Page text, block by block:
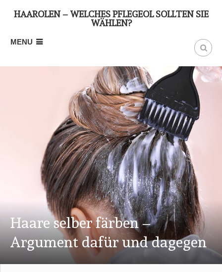
HAARÖLEN – WELCHES PFLEGEÖL SOLLTEN SIE
WÄHLEN?
MENU
Haare selber färben –
Argument dafür und dagegen